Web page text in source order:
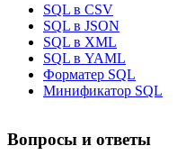
SQL в CSV
SQL в JSON
SQL в XML
SQL в YAML
Форматер SQL
Минификатор SQL
Вопросы и ответы